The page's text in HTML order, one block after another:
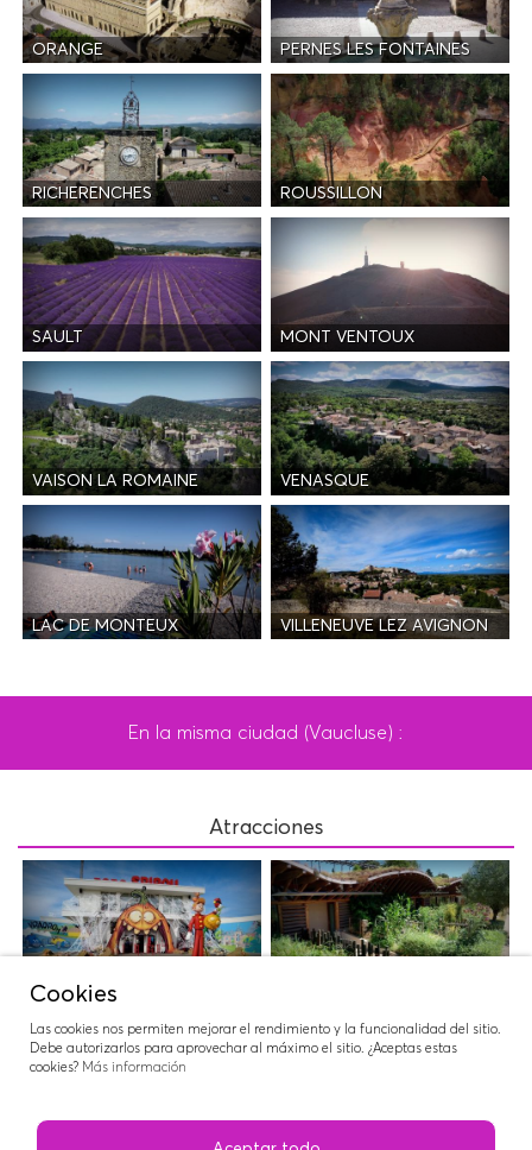
ORANGE PERNES LES FONTAINES
RICHERENCHES ROUSSILLON
SAULT MONT VENTOUX
VAISON LA ROMAINE VENASQUE
LAC DE MONTEUX VILLENEUVE LEZ AVIGNON
En la misma ciudad (Vaucluse) :
Atracciones
WAVE ISLAND
Cookies
Las cookies nos permiten mejorar el rendimiento y la funcionalidad del sitio.
Debe autorizarlos para aprovechar al máximo el sitio. ¿Aceptas estas
cookies? Más información